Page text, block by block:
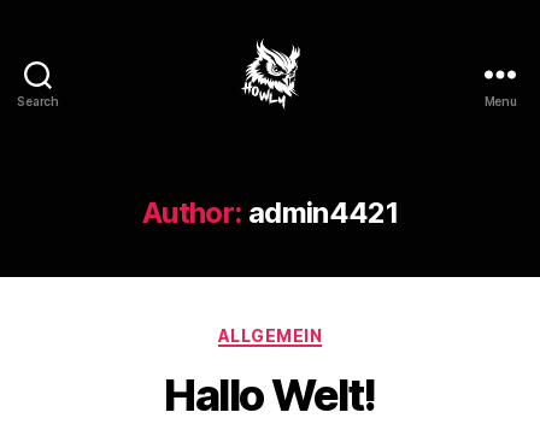
Search Menu
Author: admin4421
ALLGEMEIN
Hallo Welt!